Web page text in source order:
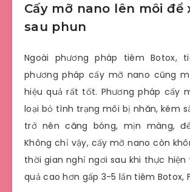
Cấy mỡ nano lên môi để
sau phun
Ngoài phương pháp tiêm Botox,
phương pháp cấy mỡ nano cũng
hiệu quả rất tốt. Phương pháp cấy
loại bỏ tình trạng môi bị nhăn, kém
trở nên căng bóng, mịn màng,
Không chỉ vậy, cấy mỡ nano còn
thời gian nghỉ ngơi sau khi thực hiện
quả cao hơn gấp 3-5 lần tiêm Botox,